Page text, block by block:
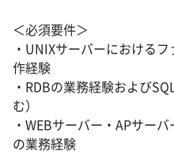
＜必須要件＞
・UNIXサーバーにおける
作経験
・RDBの業務経験および
む）
・WEBサーバー・APサー
の業務経験